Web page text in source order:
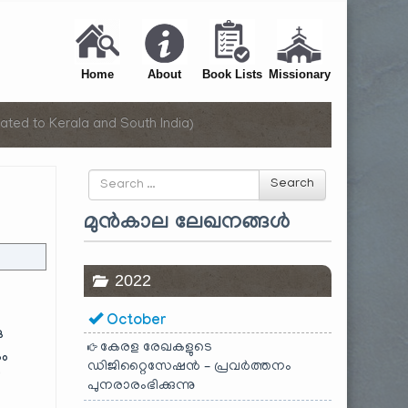
Home About Book Lists Missionary
to Kerala and South India)
Search
for
Search
മുൻകാല ലേഖനങ്ങൾ
2022
October
കേരള രേഖകളുടെ
ഡിജിറ്റൈസേഷൻ – പ്രവർത്തനം
പുനരാരംഭിക്കുന്നു